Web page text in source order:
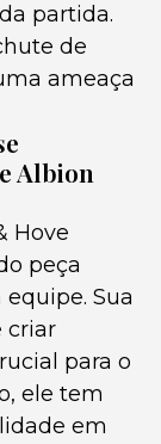
partida.
de
ameaça
Albion
Hove
peça
Sua
criar
para o
ele tem
em